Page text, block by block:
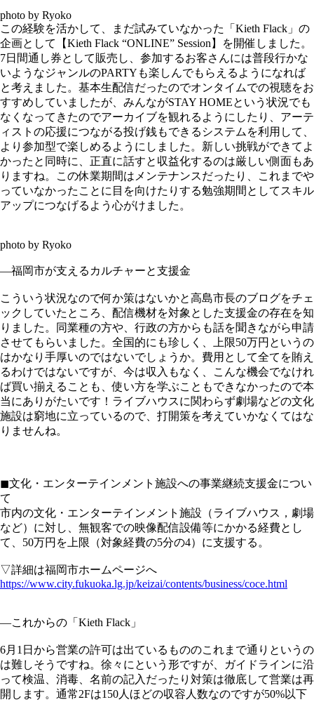
photo by Ryoko
この経験を活かして、まだ試みていなかった「Kieth Flack」の
企画として【Kieth Flack “ONLINE” Session】を開催しました。
7日間通し券として販売し、参加するお客さんには普段行かな
いようなジャンルのPARTYも楽しんでもらえるようになれば
と考えました。基本生配信だったのでオンタイムでの視聴をお
すすめしていましたが、みんながSTAY HOMEという状況でも
なくなってきたのでアーカイブを観れるようにしたり、アーテ
ィストの応援につながる投げ銭もできるシステムを利用して、
より参加型で楽しめるようにしました。新しい挑戦ができてよ
かったと同時に、正直に話すと収益化するのは厳しい側面もあ
りますね。この休業期間はメンテナンスだったり、これまでや
っていなかったことに目を向けたりする勉強期間としてスキル
アップにつなげるよう心がけました。
photo by Ryoko
—福岡市が支えるカルチャーと支援金
こういう状況なので何か策はないかと高島市長のブログをチェ
ックしていたところ、配信機材を対象とした支援金の存在を知
りました。同業種の方や、行政の方からも話を聞きながら申請
させてもらいました。全国的にも珍しく、上限50万円というの
はかなり手厚いのではないでしょうか。費用として全てを賄え
るわけではないですが、今は収入もなく、こんな機会でなけれ
ば買い揃えることも、使い方を学ぶこともできなかったので本
当にありがたいです！ライブハウスに関わらず劇場などの文化
施設は窮地に立っているので、打開策を考えていかなくてはな
りませんね。
◼︎文化・エンターテインメント施設への事業継続支援金につい
て
市内の文化・エンターテインメント施設（ライブハウス，劇場
など）に対し、無観客での映像配信設備等にかかる経費とし
て、50万円を上限（対象経費の5分の4）に支援する。
▽詳細は福岡市ホームページへ
https://www.city.fukuoka.lg.jp/keizai/contents/business/coce.html
—これからの「Kieth Flack」
6月1日から営業の許可は出ているもののこれまで通りというの
は難しそうですね。徐々にという形ですが、ガイドラインに沿
って検温、消毒、名前の記入だったり対策は徹底して営業は再
開します。通常2Fは150人ほどの収容人数なのですが50%以下